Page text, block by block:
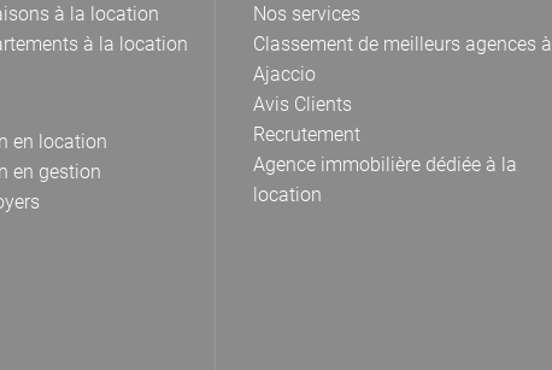
à la location
à la location
en location
en gestion
Nos services
Classement de meilleurs agences à
Ajaccio
Avis Clients
Recrutement
Agence immobilière dédiée à la
location